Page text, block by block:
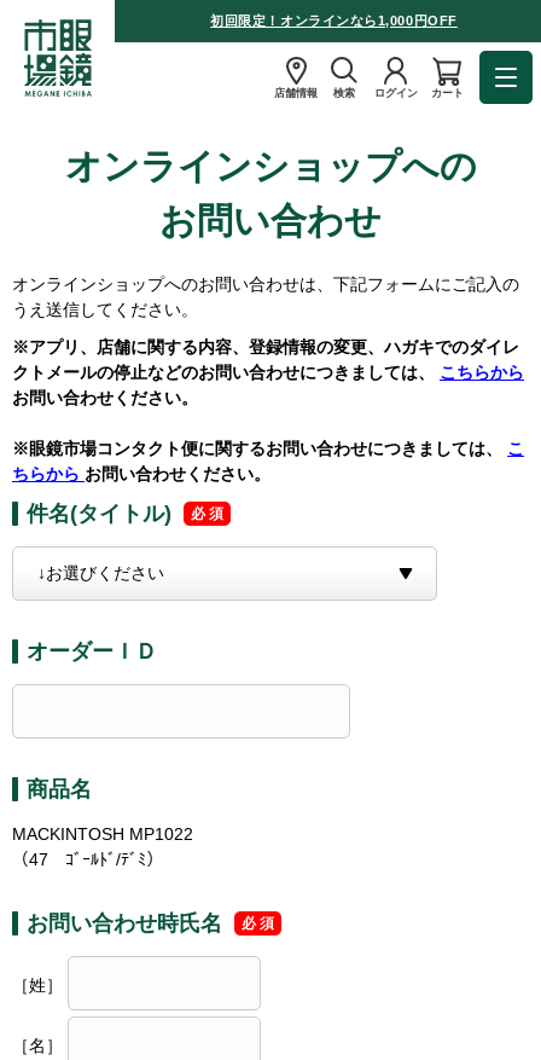
初回限定！オンラインなら1,000円OFF
店舗情報 検索 ログイン カート
オンラインショップへの
お問い合わせ
オンラインショップへのお問い合わせは、下記フォームにご記入の
うえ送信してください。
※アプリ、店舗に関する内容、登録情報の変更、ハガキでのダイレ
クトメールの停止などのお問い合わせにつきましては、 こちらから
お問い合わせください。
※眼鏡市場コンタクト便に関するお問い合わせにつきましては、 こ
ちらから お問い合わせください。
件名(タイトル)
オーダーＩＤ
商品名
MACKINTOSH MP1022
（47 ｺﾞｰﾙﾄﾞ/ﾃﾞﾐ）
お問い合わせ時氏名
［姓］
［名］